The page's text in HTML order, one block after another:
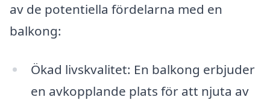
av de potentiella fördelarna med en
balkong:
Ökad livskvalitet: En balkong erbjuder
en avkopplande plats för att njuta av